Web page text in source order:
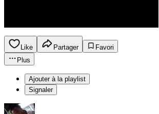
Like Partager
Favori
Plus
Ajouter à la playlist
Signaler